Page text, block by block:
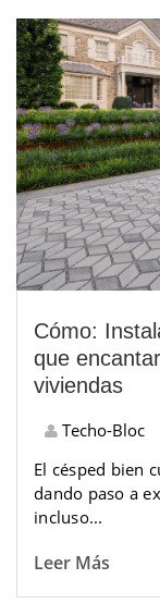
Cómo:
que
viviendas
Techo-Bloc
El césped bien
dando paso a
incluso...
Leer Más